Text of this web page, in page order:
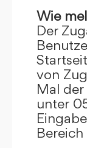
Wie
Der
von
Mal
unter